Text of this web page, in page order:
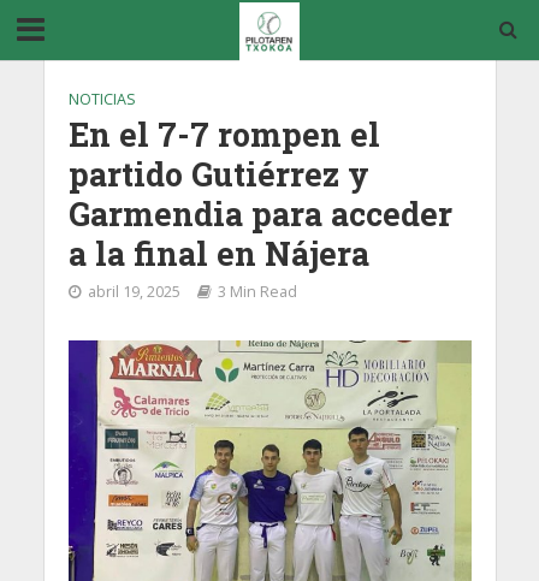
NOTICIAS
En el 7-7 rompen el
partido Gutiérrez y
Garmendia para acceder
a la final en Nájera
abril 19, 2025 3 Min Read